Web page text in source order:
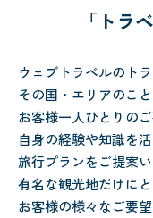
「トラ
ウェブトラベルのト
その国・エリアのこ
お客様一人ひとりの
自身の経験や知識を
旅行プランをご提案い
有名な観光地だけに
お客様の様々なご要望